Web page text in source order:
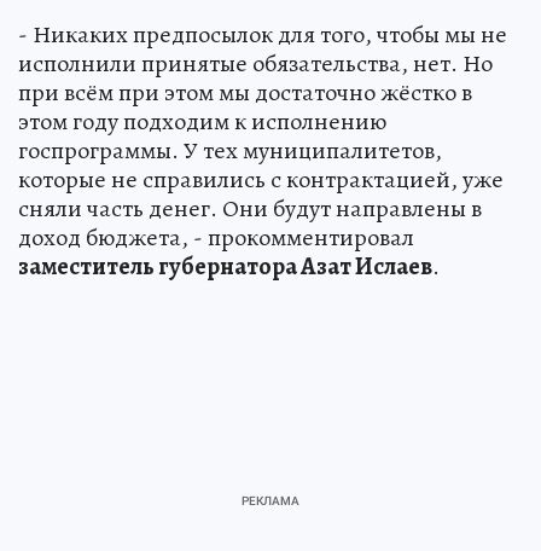
- Никаких предпосылок для того, чтобы мы не
исполнили принятые обязательства, нет. Но
при всём при этом мы достаточно жёстко в
этом году подходим к исполнению
госпрограммы. У тех муниципалитетов,
которые не справились с контрактацией, уже
сняли часть денег. Они будут направлены в
доход бюджета, - прокомментировал
заместитель губернатора Азат Ислаев.